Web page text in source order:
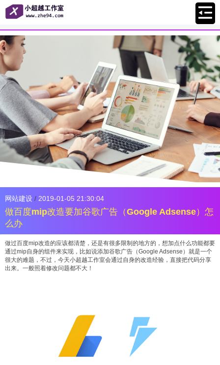
网站建设 / 2019-01-05 21:30:04
做百度mip改造要加谷歌广告（Google Adsense）怎
么办
做过百度mip改造的应该都清楚，还是有很多限制的地方的，想加点什么功能都要
通过mip自身的组件来实现，比如说添加谷歌广告（Google Adsense）就是一个
很大的难题，不过，今天小超越工作室会通过自身的改造经验，直接把代码分享
出来。一般照着修改问题都不大！